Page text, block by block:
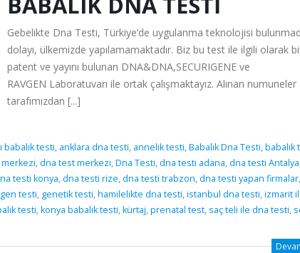
Gebelikte Dna Testi, Türkiye’de uygulanma teknolojisi
dolayı, ülkemizde yapılamamaktadır. Biz bu test ile ilgili olarak
patent ve yayını bulunan DNA&DNA,SECURIGENE ve
RAVGEN Laboratuvarı ile ortak çalışmaktayız. Alınan numuneler
tarafımızdan [...]
babalık testi, anklara dna testi, annelik testi,Babalık Dna Testi,babalık
,dna test merkezi,Dna Testi,dna testi adana,dna testi Antalya
testi konya,dna testi rize,dna testi trabzon,dna testi yapan firmalar,
gen testi, genetik testi,hamilelikte dna testi,istanbul dna testi,izmarit
testi,konya babalık testi,kürtaj,prenatal test, saç teli ile dna testi,